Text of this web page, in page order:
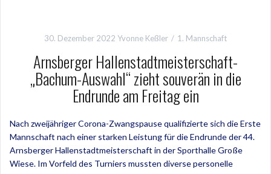
30. Dezember 2022 Yvonne Keßler 1. Mannschaft
Arnsberger Hallenstadtmeisterschaft-
„Bachum-Auswahl“ zieht souverän in die
Endrunde am Freitag ein
Nach zweijähriger Corona-Zwangspause qualifizierte sich die Erste
Mannschaft nach einer starken Leistung für die Endrunde der 44.
Arnsberger Hallenstadtmeisterschaft in der Sporthalle Große
Wiese. Im Vorfeld des Turniers mussten diverse personelle